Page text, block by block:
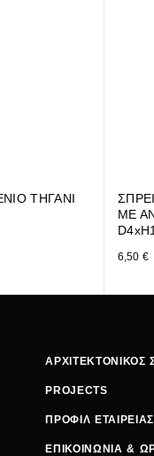
ΤΗΓΑΝΙ
ΜΕ
6,50 €
ΑΡΧΙΤΕΚΤΟΝΙΚΟΣ
PROJECTS
ΠΡΟΦΙΛ ΕΤΑΙΡΕΙΑΣ
ΕΠΙΚΟΙΝΩΝΙΑ &